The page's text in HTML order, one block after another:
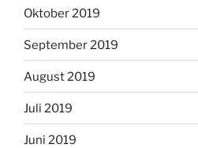
Oktober 2019
September 2019
August 2019
Juli 2019
Juni 2019